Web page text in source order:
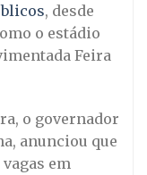
, desde
o estádio
Feira
o governador
anunciou que
em